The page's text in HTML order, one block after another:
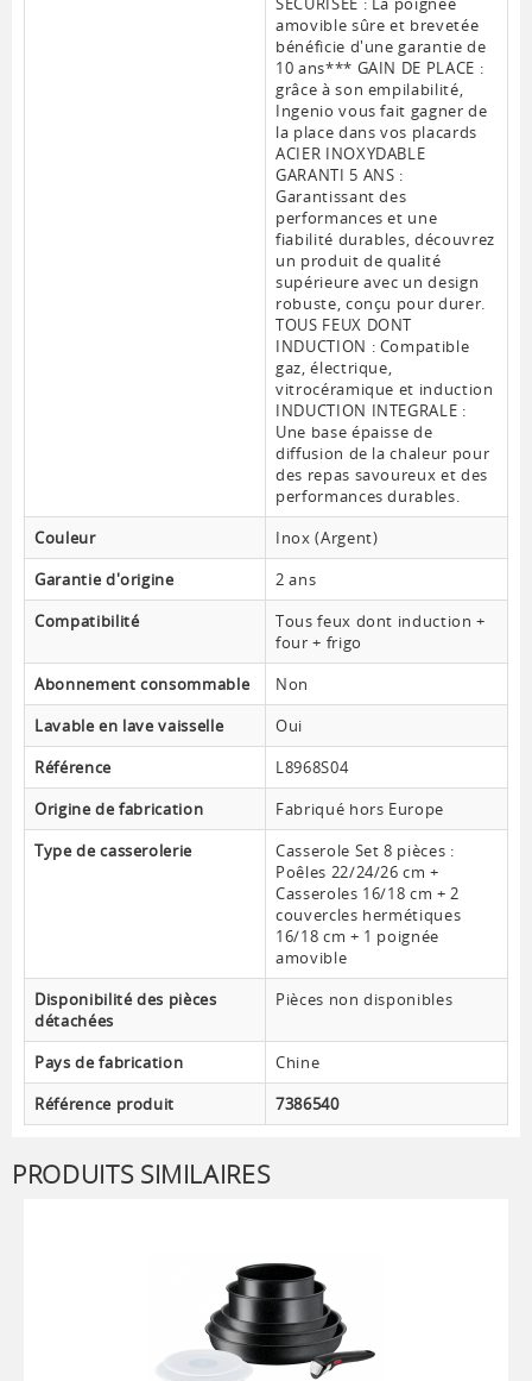
amovible sûre et brevetée
bénéficie d'une garantie de
10 ans*** GAIN DE PLACE :
grâce à son empilabilité,
Ingenio vous fait gagner de
la place dans vos placards
ACIER INOXYDABLE
GARANTI 5 ANS :
Garantissant des
performances et une
fiabilité durables, découvrez
un produit de qualité
supérieure avec un design
robuste, conçu pour durer.
TOUS FEUX DONT
INDUCTION : Compatible
gaz, électrique,
vitrocéramique et induction
INDUCTION INTEGRALE :
Une base épaisse de
diffusion de la chaleur pour
des repas savoureux et des
performances durables.
Couleur
Inox (Argent)
Garantie d'origine
2 ans
Compatibilité
Tous feux dont induction +
four + frigo
Abonnement consommable
Non
Lavable en lave vaisselle
Oui
Référence
L8968S04
Origine de fabrication
Fabriqué hors Europe
Type de casserolerie
Casserole Set 8 pièces :
Poêles 22/24/26 cm +
Casseroles 16/18 cm + 2
couvercles hermétiques
16/18 cm + 1 poignée
amovible
Disponibilité des pièces
détachées
Pièces non disponibles
Pays de fabrication
Chine
Référence produit
7386540
PRODUITS SIMILAIRES